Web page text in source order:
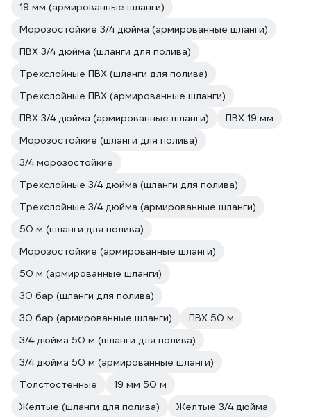
19 мм (армированные шланги)
Морозостойкие 3/4 дюйма (армированные шланги)
ПВХ 3/4 дюйма (шланги для полива)
Трехслойные ПВХ (шланги для полива)
Трехслойные ПВХ (армированные шланги)
ПВХ 3/4 дюйма (армированные шланги)
ПВХ 19 мм
Морозостойкие (шланги для полива)
3/4 морозостойкие
Трехслойные 3/4 дюйма (шланги для полива)
Трехслойные 3/4 дюйма (армированные шланги)
50 м (шланги для полива)
Морозостойкие (армированные шланги)
50 м (армированные шланги)
30 бар (шланги для полива)
30 бар (армированные шланги)
ПВХ 50 м
3/4 дюйма 50 м (шланги для полива)
3/4 дюйма 50 м (армированные шланги)
Толстостенные
19 мм 50 м
Желтые (шланги для полива)
Желтые 3/4 дюйма